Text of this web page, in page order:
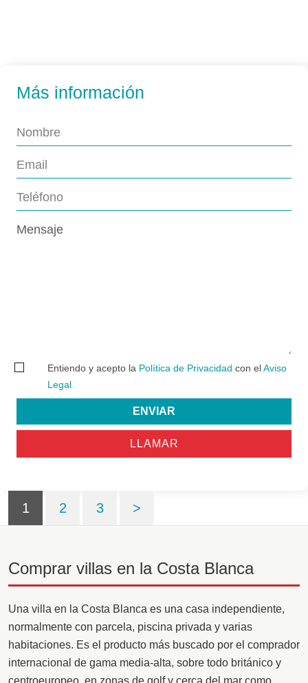
Más información
Entiendo y acepto la Política de Privacidad con elAviso
Legal
ENVIAR
LLAMAR
1 2 3 >
Comprar villas en la Costa Blanca
Una villa en la Costa Blanca es una casa independiente,
normalmente con parcela, piscina privada y varias
habitaciones. Es el producto más buscado por el comprador
internacional de gama media-alta, sobre todo británico y